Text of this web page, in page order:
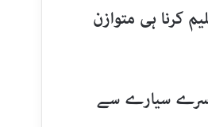
کرنا ہی متوازن
سیارے سے